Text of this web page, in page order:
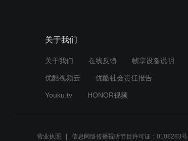
关于我们
关于我们 在线反馈 帧享设备说明
优酷视频云 优酷社会责任报告
Youku.tv HONOR视频
营业执照 信息网络传播视听节目许可证：0108283号